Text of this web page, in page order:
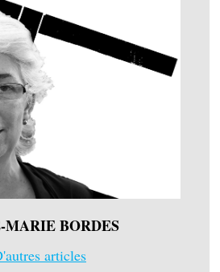
MARIE BORDES
articles